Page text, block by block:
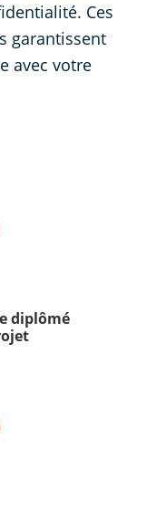
Ces
garantissent
avec votre
diplômé